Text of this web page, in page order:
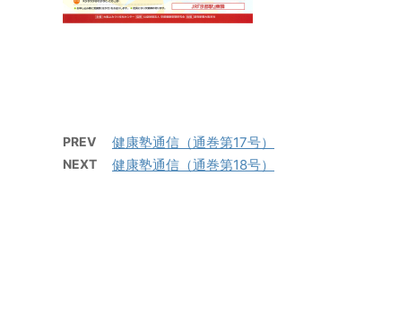
PREV 健康塾通信（通巻第17号）
NEXT 健康塾通信（通巻第18号）